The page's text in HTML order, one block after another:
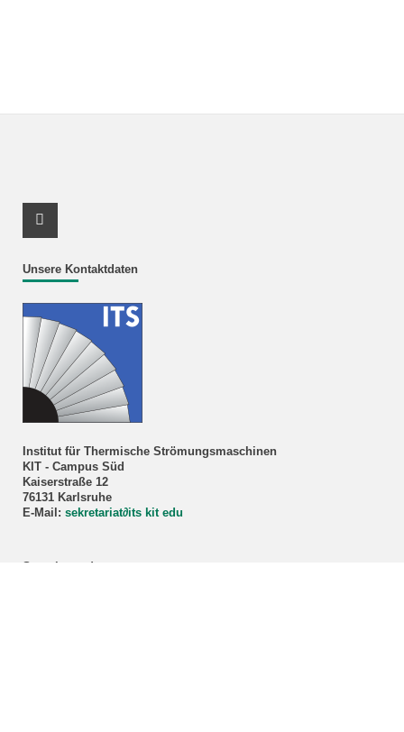
Unsere Kontaktdaten
Institut für Thermische Strömungsmaschinen
KIT - Campus Süd
Kaiserstraße 12
76131 Karlsruhe
E-Mail: sekretariat∂its kit edu
Sprechstunde
Youtube Profil